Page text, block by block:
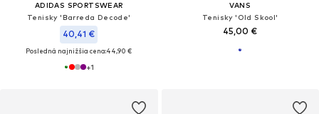
ADIDAS SPORTSWEAR
Tenisky 'Barreda Decode'
40,41 €
Posledná najnižšia cena:44,90 €
+1
VANS
Tenisky 'Old Skool'
45,00 €